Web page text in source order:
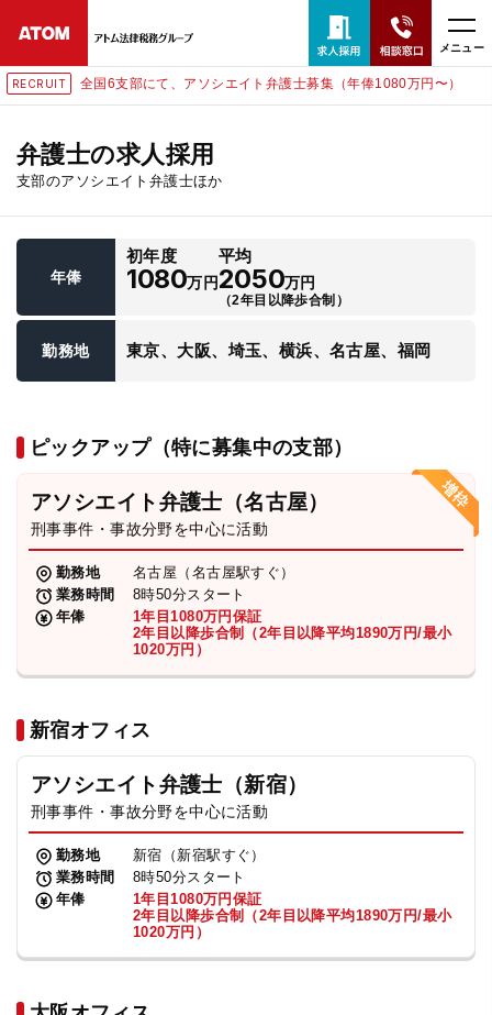
メニュー
RECRUIT 全国6支部にて、アソシエイト弁護士募集（年俸1080万円〜）
弁護士の求人採用
支部のアソシエイト弁護士ほか
年俸
初年度
1080万円
平均
2050万円
（2年目以降歩合制）
勤務地 東京、大阪、埼玉、横浜、名古屋、福岡
ピックアップ（特に募集中の支部）
アソシエイト弁護士（名古屋）
刑事事件・事故分野を中心に活動
勤務地
名古屋（名古屋駅すぐ）
業務時間
8時50分スタート
年俸
1年目1080万円保証
2年目以降歩合制（2年目以降平均1890万円/最小
1020万円）
新宿オフィス
アソシエイト弁護士（新宿）
刑事事件・事故分野を中心に活動
勤務地
新宿（新宿駅すぐ）
業務時間
8時50分スタート
年俸
1年目1080万円保証
2年目以降歩合制（2年目以降平均1890万円/最小
1020万円）
24時間365日全国対応
無料相談窓口はこちら
弁護士・税理士
費用
求人採用
お知らせ
特設サイト
相談先情報サイト
法人グループ